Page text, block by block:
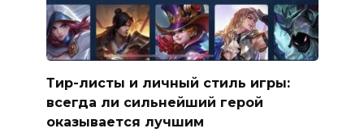
Тир-листы и личный стиль игры:
всегда ли сильнейший герой
оказывается лучшим